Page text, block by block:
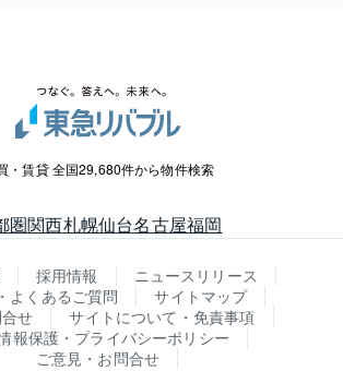
・賃貸 全国29,680件から物件検索
圏関西札幌仙台名古屋福岡
採用情報
ニュースリリース
よくあるご質問
サイトマップ
せ
サイトについて・免責事項
報保護・プライバシーポリシー
ご意見・お問合せ